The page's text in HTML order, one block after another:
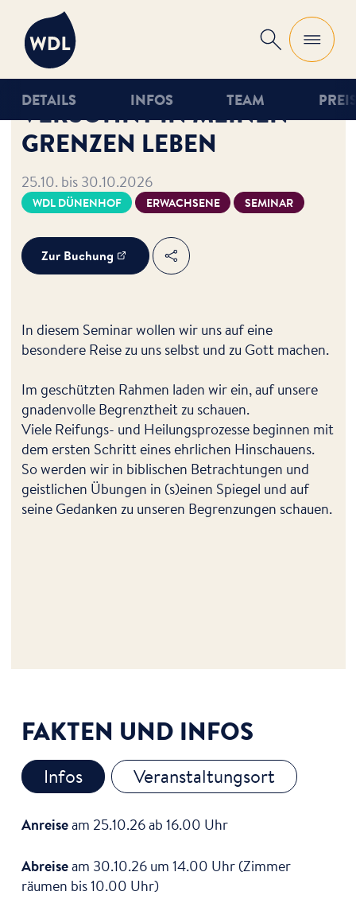
WDL
Suche
DETAILS INFOS TEAM
VERSÖHNT IN MEINEN
GRENZEN LEBEN
25.10. bis 30.10.2026
WDL DÜNENHOF ERWACHSENE SEMINAR
Zur Buchung Teilen
In diesem Seminar wollen wir uns auf eine
besondere Reise zu uns selbst und zu Gott machen.
Im geschützten Rahmen laden wir ein, auf unsere
gnadenvolle Begrenztheit zu schauen.
Viele Reifungs- und Heilungsprozesse beginnen mit
dem ersten Schritt eines ehrlichen Hinschauens.
So werden wir in biblischen Betrachtungen und
geistlichen Übungen in (s)einen Spiegel und auf
seine Gedanken zu unseren Begrenzungen schauen.
FAKTEN UND INFOS
Infos Veranstaltungsort
Anreiseam 25.10.26 ab 16.00 Uhr
Abreiseam 30.10.26 um 14.00 Uhr (Zimmer
räumen bis 10.00 Uhr)